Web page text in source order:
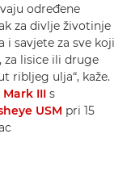
određene
za divlje životinje
i savjete za sve koji
za lisice ili druge
ribljeg ulja“, kaže.
Mark III s
USM pri 15